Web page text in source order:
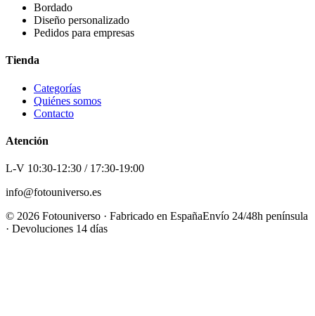
Bordado
Diseño personalizado
Pedidos para empresas
Tienda
Categorías
Quiénes somos
Contacto
Atención
L-V 10:30-12:30 / 17:30-19:00
info@fotouniverso.es
© 2026 Fotouniverso · Fabricado en EspañaEnvío 24/48h península
· Devoluciones 14 días